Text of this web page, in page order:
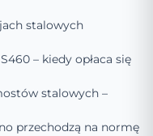
stalowych
– kiedy opłaca się
stalowych –
przechodzą na normę